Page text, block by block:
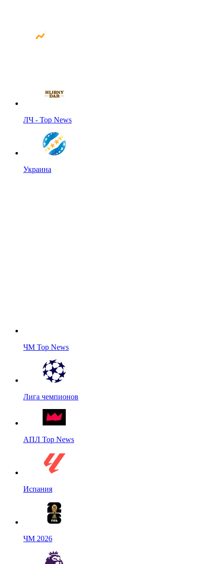
ЛЧ - Top News
Украина
ЧМ Top News
Лига чемпионов
АПЛ Top News
Испания
ЧМ 2026